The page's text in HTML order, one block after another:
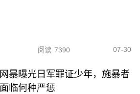
阅读 7390 07-30
网暴曝光日军罪证少年，施暴者
面临何种严惩